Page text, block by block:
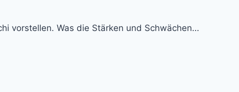
vorstellen. Was die Stärken und Schwächen…